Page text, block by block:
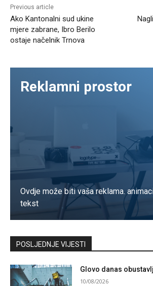
Previous article
Ako Kantonalni sud ukine
mjere zabrane, Ibro Berilo
ostaje načelnik Trnova
Reklamni prostor
Ovdje može biti vaša reklama.
tekst
Kontaktirajte nas
POSLJEDNJE VIJESTI
Glovo danas
10/08/2026